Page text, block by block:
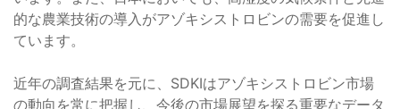
的な農業技術の導入がアゾキシストロビンの需要を促進し
ています。
近年の調査結果を元に、SDKIはアゾキシストロビン市場
の動向を常に把握し、今後の市場展望を探る重要なデータ